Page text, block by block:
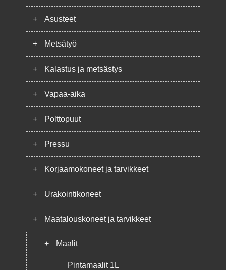
+ Asusteet
+ Metsätyö
+ Kalastus ja metsästys
+ Vapaa-aika
+ Polttopuut
+ Pressu
+ Korjaamokoneet ja tarvikkeet
+ Urakointikoneet
+ Maatalouskoneet ja tarvikkeet
+ Maalit
Pintamaalit 1L